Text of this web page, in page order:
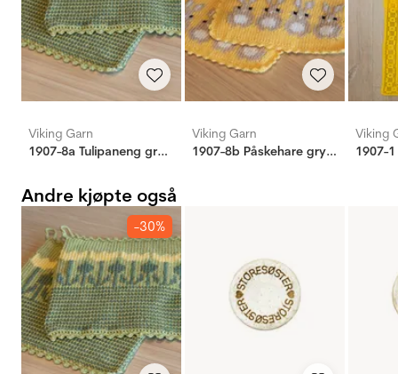
Viking Garn
1907-8a Tulipaneng grytekluter
Viking Garn
1907-8b Påskehare grytekluter
Viking
1907-
Andre kjøpte også
-30%